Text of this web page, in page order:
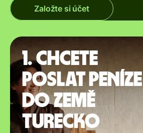
Založte si účet
1. Chcete
poslat peníze
do země
Turecko